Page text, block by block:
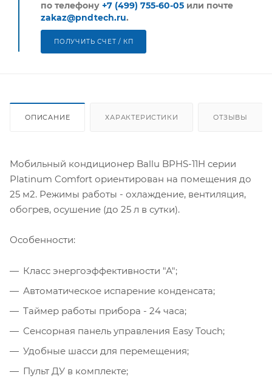
по телефону +7 (499) 755-60-05 или почте
zakaz@pndtech.ru.
ПОЛУЧИТЬ СЧЕТ / КП
ОПИСАНИЕ ХАРАКТЕРИСТИКИ ОТЗЫВЫ
Мобильный кондиционер Ballu BPHS-11H серии
Platinum Comfort ориентирован на помещения до
25 м2. Режимы работы - охлаждение, вентиляция,
обогрев, осушение (до 25 л в сутки).
Особенности:
Класс энергоэффективности "А";
Автоматическое испарение конденсата;
Таймер работы прибора - 24 часа;
Сенсорная панель управления Easy Touch;
Удобные шасси для перемещения;
Пульт ДУ в комплекте;